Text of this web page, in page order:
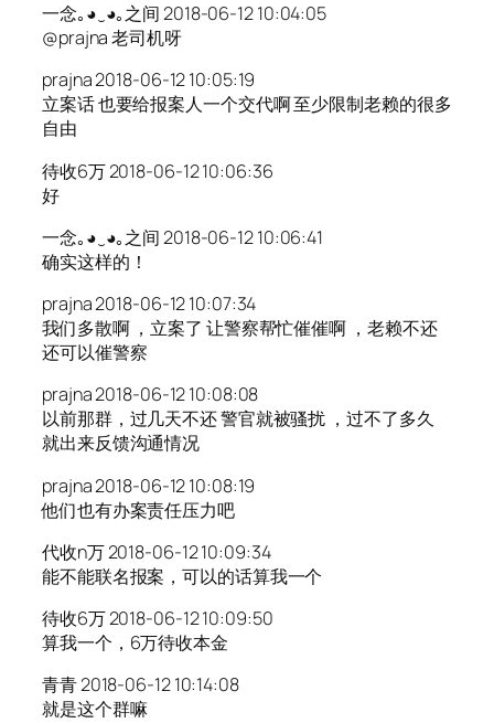
一念｡◕‿◕｡之间 2018-06-12 10:04:05
@prajna 老司机呀
prajna 2018-06-12 10:05:19
立案话 也要给报案人一个交代啊 至少限制老赖的很多
自由
待收6万 2018-06-12 10:06:36
好
一念｡◕‿◕｡之间 2018-06-12 10:06:41
确实这样的！
prajna 2018-06-12 10:07:34
我们多散啊 ，立案了 让警察帮忙催催啊 ，老赖不还
还可以催警察
prajna 2018-06-12 10:08:08
以前那群，过几天不还 警官就被骚扰 ，过不了多久
就出来反馈沟通情况
prajna 2018-06-12 10:08:19
他们也有办案责任压力吧
代收n万 2018-06-12 10:09:34
能不能联名报案，可以的话算我一个
待收6万 2018-06-12 10:09:50
算我一个，6万待收本金
青青 2018-06-12 10:14:08
就是这个群嘛